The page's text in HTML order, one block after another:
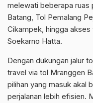
melewati beberapa ruas
Batang, Tol Pemalang
Cikampek, hingga akses
Soekarno Hatta.
Dengan dukungan jalur
travel via tol Mranggen
pilihan yang masuk akal
perjalanan lebih efisien.